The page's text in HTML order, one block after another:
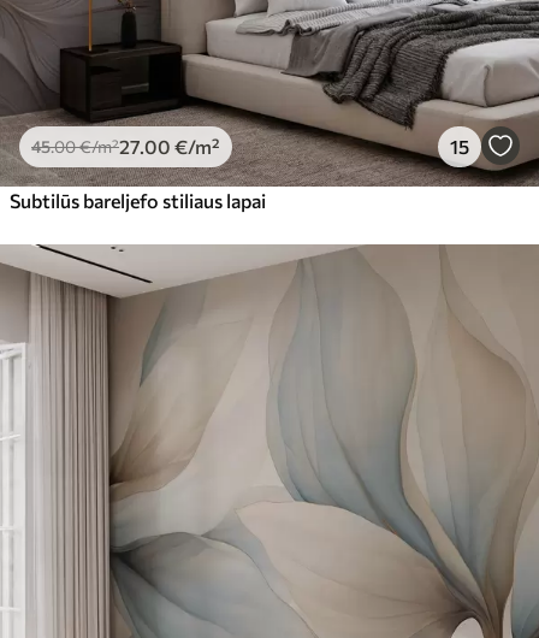
45.00€/m²27 .00 €/m² 15
Subtilūs bareljefo stiliaus lapai